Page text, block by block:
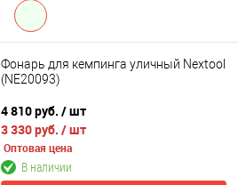
Фонарь для кемпинга уличный Nextool
(NE20093)
4 810 руб. / шт
3 330 руб. / шт
Оптовая цена
В наличии